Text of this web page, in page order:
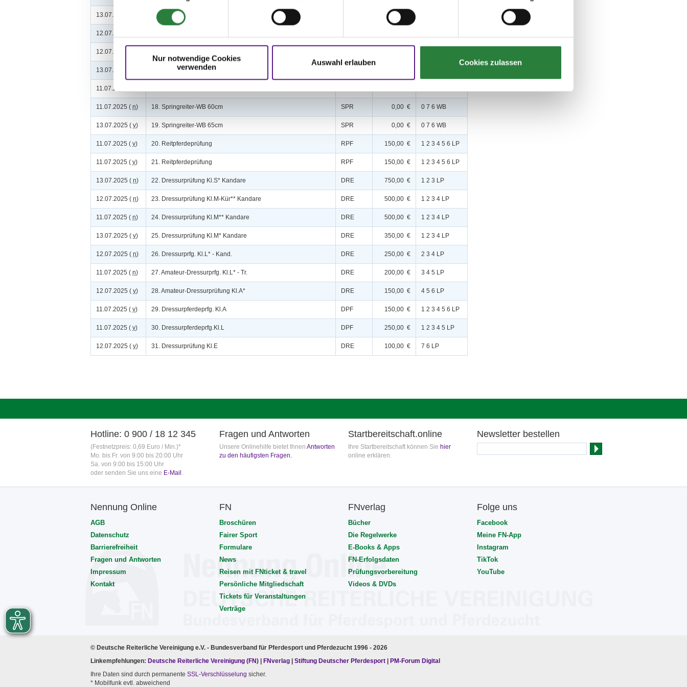
Nur notwendige Cookies
verwenden
Auswahl erlauben Cookies zulassen
13.07.2025 ( 13. Springpferdeprüfung Kl.A* m.Clear-Round Modus 90cm 150,00 €
12.07.2025 (
12.07.2025 (
13.07.2025 ( 16. Springprüfung Kl.E mit Stilwertung 80cm
11.07.2025 (
11.07.2025 ( n) 18. Springreiter-WB 60cm SPR 0,00 € 0 7 6 WB
13.07.2025 ( v) 19. Springreiter-WB 65cm SPR 0,00 € 0 7 6 WB
11.07.2025 ( v) 20. Reitpferdeprüfung RPF 150,00 € 1 2 3 4 5 6 LP
11.07.2025 ( v) 21. Reitpferdeprüfung RPF 150,00 € 1 2 3 4 5 6 LP
13.07.2025 ( n) 22. Dressurprüfung Kl.S* Kandare DRE 750,00 € 1 2 3 LP
12.07.2025 ( n) 23. Dressurprüfung Kl.M-Kür** Kandare DRE 500,00 € 1 2 3 4 LP
11.07.2025 ( n) 24. Dressurprüfung Kl.M** Kandare DRE 500,00 € 1 2 3 4 LP
13.07.2025 ( v) 25. Dressurprüfung Kl.M* Kandare DRE 350,00 € 1 2 3 4 LP
12.07.2025 ( n) 26. Dressurprfg. Kl.L* - Kand. DRE 250,00 € 2 3 4 LP
11.07.2025 ( n) 27. Amateur-Dressurprfg. Kl.L* - Tr. DRE 200,00 € 3 4 5 LP
12.07.2025 ( v) 28. Amateur-Dressurprüfung Kl.A* DRE 150,00 € 4 5 6 LP
11.07.2025 ( v) 29. Dressurpferdeprfg. Kl.A DPF 150,00 € 1 2 3 4 5 6 LP
11.07.2025 ( v) 30. Dressurpferdeprfg.Kl.L DPF 250,00 € 1 2 3 4 5 LP
12.07.2025 ( v) 31. Dressurprüfung Kl.E DRE 100,00 € 7 6 LP
Hotline: 0 900 / 18 12 345
(Festnetzpreis: 0,69 Euro / Min.)*
Mo. bis Fr. von 9:00 bis 20:00 Uhr
Sa. von 9:00 bis 15:00 Uhr
oder senden Sie uns eine E-Mail .
Fragen und Antworten
Unsere Onlinehilfe bietet Ihnen Antworten
zu den häufigsten Fragen.
Startbereitschaft.online
Ihre Startbereitschaft können Sie hier
online erklären.
Newsletter bestellen
Nennung Online
AGB
Datenschutz
Barrierefreiheit
Fragen und Antworten
Impressum
Kontakt
FN
Broschüren
Fairer Sport
Formulare
News
Reisen mit FNticket & travel
Persönliche Mitgliedschaft
Tickets für Veranstaltungen
Verträge
FNverlag
Bücher
Die Regelwerke
E-Books & Apps
FN-Erfolgsdaten
Prüfungsvorbereitung
Videos & DVDs
Folge uns
Facebook
Meine FN-App
Instagram
TikTok
YouTube
© Deutsche Reiterliche Vereinigung e.V. - Bundesverband für Pferdesport und Pferdezucht 1996 - 2026
Linkempfehlungen: Deutsche Reiterliche Vereinigung (FN) FNverlag Stiftung Deutscher Pferdesport
PM-Forum Digital
Ihre Daten sind durch permanente SSL-Verschlüsselung sicher.
* Mobilfunk evtl. abweichend